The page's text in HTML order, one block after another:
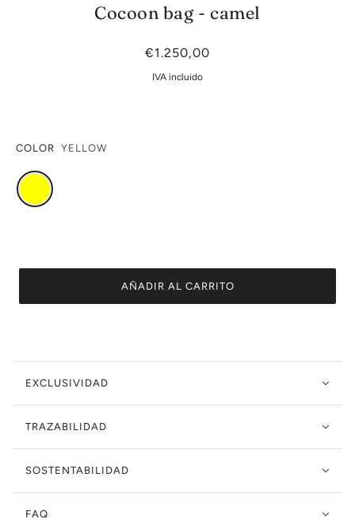
Cocoon bag - camel
€1.250,00
IVA incluido
COLOR YELLOW
AÑADIR AL CARRITO
EXCLUSIVIDAD
TRAZABILIDAD
SOSTENTABILIDAD
FAQ